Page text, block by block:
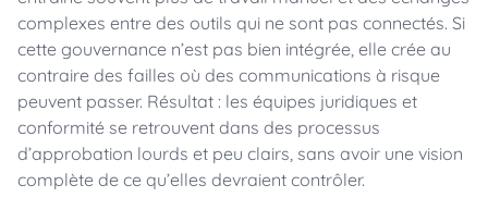
complexes entre des outils qui ne sont pas connectés. Si
cette gouvernance n’est pas bien intégrée, elle crée au
contraire des failles où des communications à risque
peuvent passer. Résultat : les équipes juridiques et
conformité se retrouvent dans des processus
d’approbation lourds et peu clairs, sans avoir une vision
complète de ce qu’elles devraient contrôler.